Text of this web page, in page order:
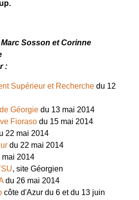
Sosson et Corinne
:
Supérieur et Recherche du 12
Géorgie du 13 mai 2014
Fioraso du 15 mai 2014
22 mai 2014
du 22 mai 2014
mai 2014
, site Géorgien
du 26 mai 2014
côte d'Azur du 6 et du 13 juin